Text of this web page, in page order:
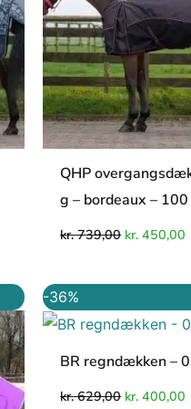
QHP
g – bordeaux – 100
kr.739,00 kr. 450,00
-36%
BR regndækken –
kr.629,00
pris
kr. 629,00.
kr. 400,00